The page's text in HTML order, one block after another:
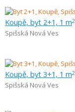
Koupě, byt 2+1, 1 m2
Spišská Nová Ves
Koupě, byt 3+1, 1 m2
Spišská Nová Ves